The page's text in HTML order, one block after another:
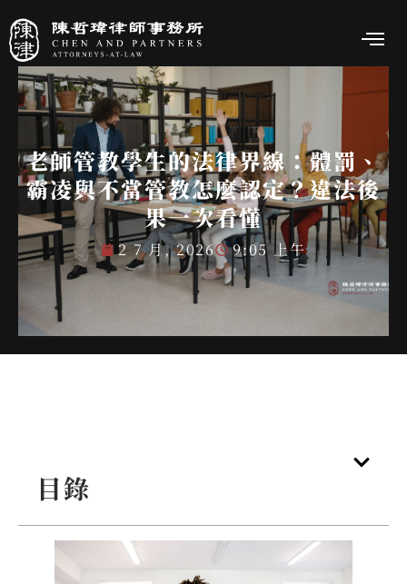
老師管教學生的法律界線：體罰、
霸凌與不當管教怎麼認定？違法後
果一次看懂
2 7 月, 2026 9:05 上午
目錄